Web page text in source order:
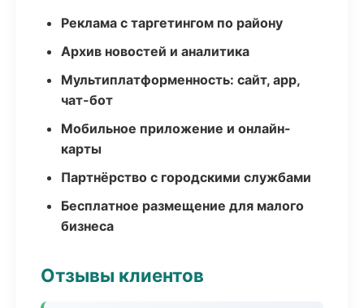
Реклама с таргетингом по району
Архив новостей и аналитика
Мультиплатформенность: сайт, app,
чат-бот
Мобильное приложение и онлайн-
карты
Партнёрство с городскими службами
Бесплатное размещение для малого
бизнеса
Отзывы клиентов